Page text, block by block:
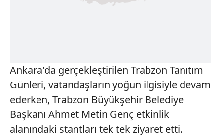
Ankara'da gerçekleştirilen Trabzon Tanıtım
Günleri, vatandaşların yoğun ilgisiyle devam
ederken, Trabzon Büyükşehir Belediye
Başkanı Ahmet Metin Genç etkinlik
alanındaki stantları tek tek ziyaret etti.